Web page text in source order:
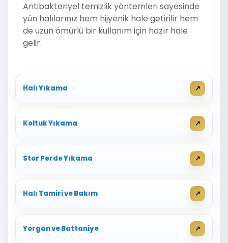
Antibakteriyel temizlik yöntemleri sayesinde
yün halılarınız hem hijyenik hale getirilir hem
de uzun ömürlü bir kullanım için hazır hale
gelir.
Halı Yıkama
Koltuk Yıkama
Stor Perde Yıkama
Halı Tamiri ve Bakım
Yorgan ve Battaniye